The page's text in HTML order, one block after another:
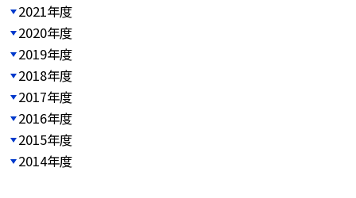
2021年度
2020年度
2019年度
2018年度
2017年度
2016年度
2015年度
2014年度